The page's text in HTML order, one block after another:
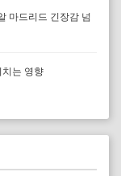
마드리드 긴장감 넘
치는 영향